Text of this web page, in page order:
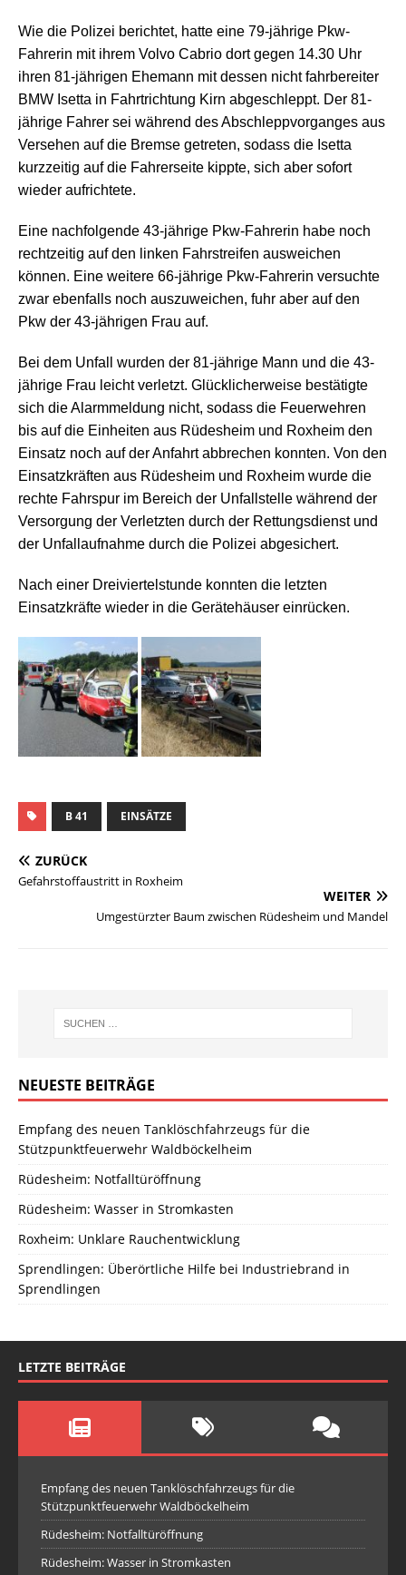
Wie die Polizei berichtet, hatte eine 79-jährige Pkw-
Fahrerin mit ihrem Volvo Cabrio dort gegen 14.30 Uhr
ihren 81-jährigen Ehemann mit dessen nicht fahrbereiter
BMW Isetta in Fahrtrichtung Kirn abgeschleppt. Der 81-
jährige Fahrer sei während des Abschleppvorganges aus
Versehen auf die Bremse getreten, sodass die Isetta
kurzzeitig auf die Fahrerseite kippte, sich aber sofort
wieder aufrichtete.
Eine nachfolgende 43-jährige Pkw-Fahrerin habe noch
rechtzeitig auf den linken Fahrstreifen ausweichen
können. Eine weitere 66-jährige Pkw-Fahrerin versuchte
zwar ebenfalls noch auszuweichen, fuhr aber auf den
Pkw der 43-jährigen Frau auf.
Bei dem Unfall wurden der 81-jährige Mann und die 43-
jährige Frau leicht verletzt. Glücklicherweise bestätigte
sich die Alarmmeldung nicht, sodass die Feuerwehren
bis auf die Einheiten aus Rüdesheim und Roxheim den
Einsatz noch auf der Anfahrt abbrechen konnten. Von den
Einsatzkräften aus Rüdesheim und Roxheim wurde die
rechte Fahrspur im Bereich der Unfallstelle während der
Versorgung der Verletzten durch der Rettungsdienst und
der Unfallaufnahme durch die Polizei abgesichert.
Nach einer Dreiviertelstunde konnten die letzten
Einsatzkräfte wieder in die Gerätehäuser einrücken.
B 41 EINSÄTZE
ZURÜCK
Gefahrstoffaustritt in Roxheim
WEITER
Umgestürzter Baum zwischen Rüdesheim und Mandel
NEUESTE BEITRÄGE
Empfang des neuen Tanklöschfahrzeugs für die
Stützpunktfeuerwehr Waldböckelheim
Rüdesheim: Notfalltüröffnung
Rüdesheim: Wasser in Stromkasten
Roxheim: Unklare Rauchentwicklung
Sprendlingen: Überörtliche Hilfe bei Industriebrand in
Sprendlingen
LETZTE BEITRÄGE
Empfang des neuen Tanklöschfahrzeugs für die
Stützpunktfeuerwehr Waldböckelheim
Rüdesheim: Notfalltüröffnung
Rüdesheim: Wasser in Stromkasten